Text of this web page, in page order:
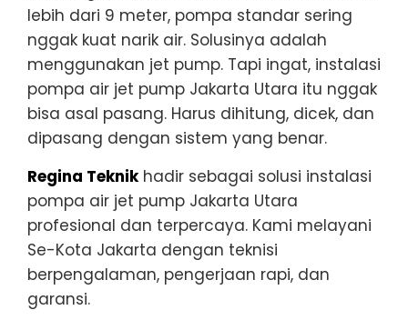
lebih dari 9 meter, pompa standar sering
nggak kuat narik air. Solusinya adalah
menggunakan jet pump. Tapi ingat, instalasi
pompa air jet pump Jakarta Utara itu nggak
bisa asal pasang. Harus dihitung, dicek, dan
dipasang dengan sistem yang benar.
Regina Teknikhadir sebagai solusi instalasi
pompa air jet pump Jakarta Utara
profesional dan terpercaya. Kami melayani
Se-Kota Jakarta dengan teknisi
berpengalaman, pengerjaan rapi, dan
garansi.